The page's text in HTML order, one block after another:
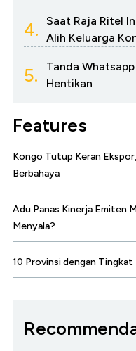
4.
Saat Raja Ritel
Alih Keluarga
5.
Tanda
Hentikan
Features
Kongo Tutup Keran
Berbahaya
Adu Panas Kinerja Emiten
Menyala?
10 Provinsi dengan